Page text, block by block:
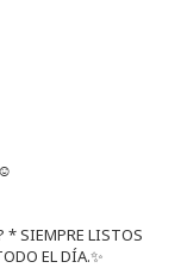
* SIEMPRE LISTOS
EL DÍA.✨